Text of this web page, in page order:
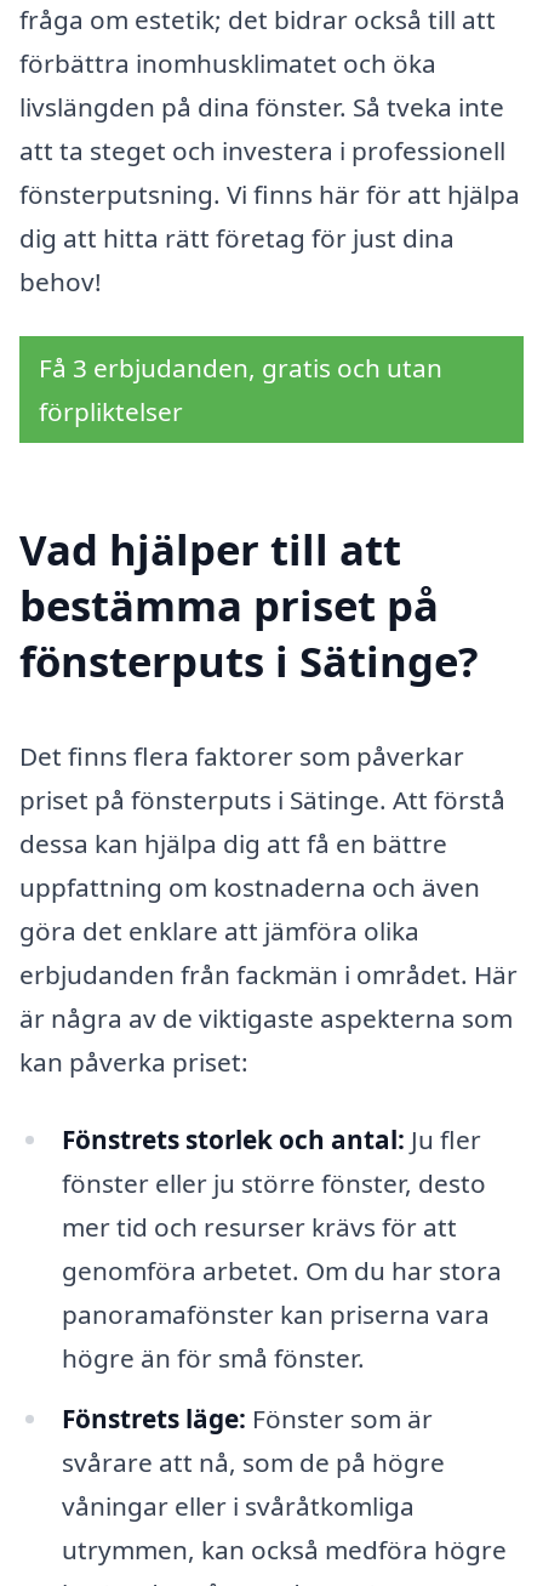
fråga om estetik; det bidrar också till att
förbättra inomhusklimatet och öka
livslängden på dina fönster. Så tveka inte
att ta steget och investera i professionell
fönsterputsning. Vi finns här för att hjälpa
dig att hitta rätt företag för just dina
behov!
Få 3 erbjudanden, gratis och utan
förpliktelser
Vad hjälper till att
bestämma priset på
fönsterputs i Sätinge?
Det finns flera faktorer som påverkar
priset på fönsterputs i Sätinge. Att förstå
dessa kan hjälpa dig att få en bättre
uppfattning om kostnaderna och även
göra det enklare att jämföra olika
erbjudanden från fackmän i området. Här
är några av de viktigaste aspekterna som
kan påverka priset:
Fönstrets storlek och antal: Ju fler
fönster eller ju större fönster, desto
mer tid och resurser krävs för att
genomföra arbetet. Om du har stora
panoramafönster kan priserna vara
högre än för små fönster.
Fönstrets läge: Fönster som är
svårare att nå, som de på högre
våningar eller i svåråtkomliga
utrymmen, kan också medföra högre